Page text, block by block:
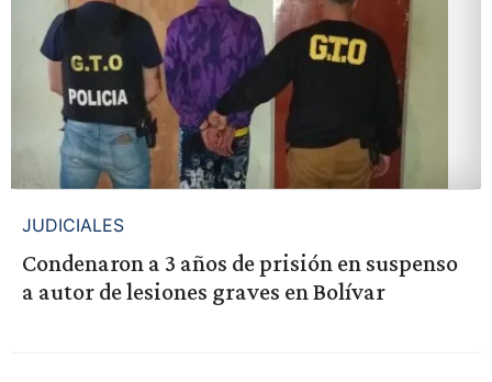
JUDICIALES
Condenaron a 3 años de prisión en suspenso
a autor de lesiones graves en Bolívar